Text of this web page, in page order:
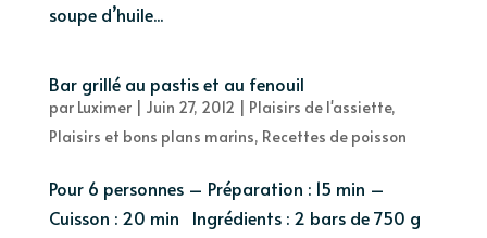
soupe d’huile...
Bar grillé au pastis et au fenouil
par Luximer| Juin 27, 2012 | Plaisirs de l'assiette,
Plaisirs et bons plans marins, Recettes de poisson
Pour 6 personnes – Préparation : 15 min –
Cuisson : 20 min Ingrédients : 2 bars de 750 g